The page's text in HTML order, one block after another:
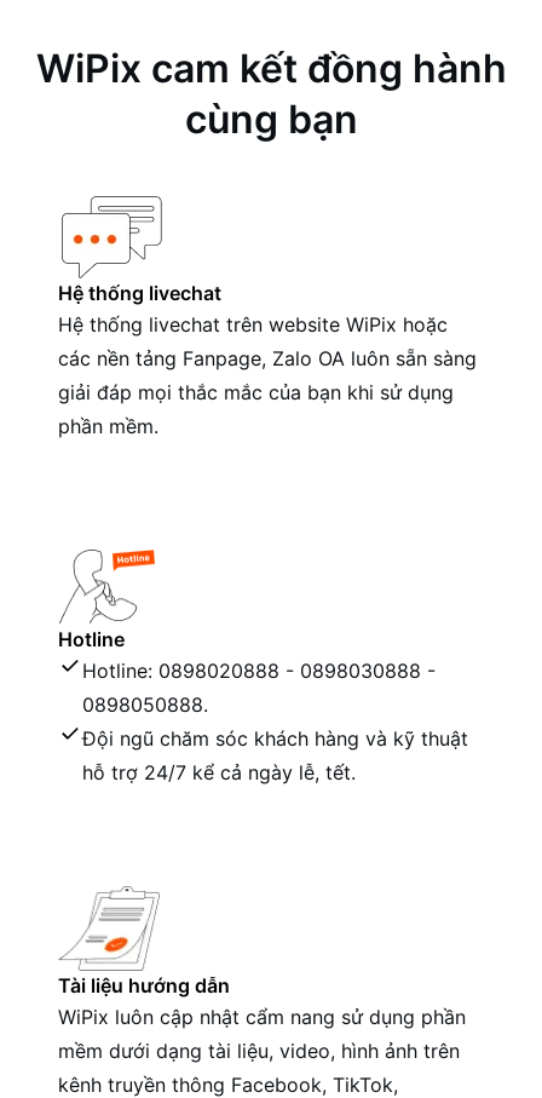
WiPix cam kết đồng hành
cùng bạn
Hệ thống livechat
Hệ thống livechat trên website WiPix hoặc
các nền tảng Fanpage, Zalo OA luôn sẵn sàng
giải đáp mọi thắc mắc của bạn khi sử dụng
phần mềm.
Hotline
Hotline: 0898020888 - 0898030888 -
0898050888.
Đội ngũ chăm sóc khách hàng và kỹ thuật
hỗ trợ 24/7 kể cả ngày lễ, tết.
Tài liệu hướng dẫn
WiPix luôn cập nhật cẩm nang sử dụng phần
mềm dưới dạng tài liệu, video, hình ảnh trên
kênh truyền thông Facebook, TikTok,